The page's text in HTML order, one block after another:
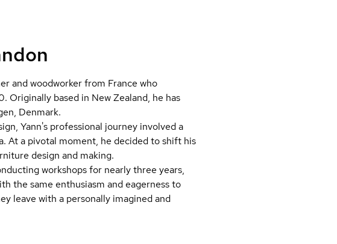
and woodworker from France who
Originally based in New Zealand, he has
Denmark.
Yann's professional journey involved a
At a pivotal moment, he decided to shift his
design and making.
workshops for nearly three years,
the same enthusiasm and eagerness to
leave with a personally imagined and